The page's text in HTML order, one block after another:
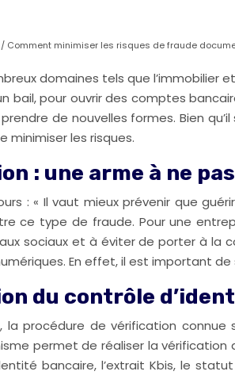
/ Comment minimiser les risques de fraude
domaines tels que
bail, pour ouvrir des comptes
de nouvelles formes. Bien
minimiser les risques.
: une arme à ne
: « Il vaut mieux prévenir que
ce type de fraude. Pour une
sociaux et à éviter de porter à
En effet, il est important de
du contrôle
la procédure de vérification
permet de réaliser la vérification
bancaire, l’extrait Kbis, le